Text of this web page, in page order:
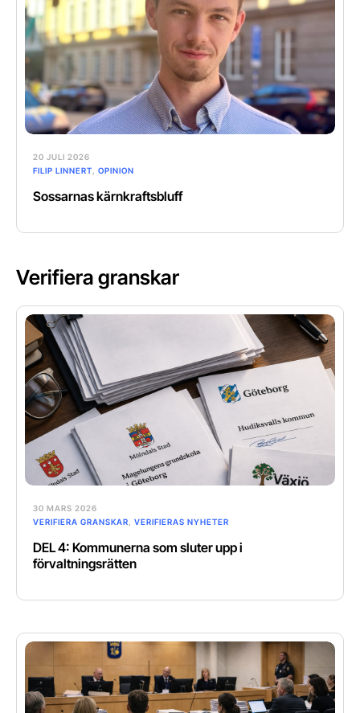
20 JULI 2026
FILIP LINNERT, OPINION
Sossarnas kärnkraftsbluff
Verifiera granskar
30 MARS 2026
VERIFIERA GRANSKAR
VERIFIERAS NYHETER
DEL 4: Kommunerna som sluter upp i
förvaltningsrätten